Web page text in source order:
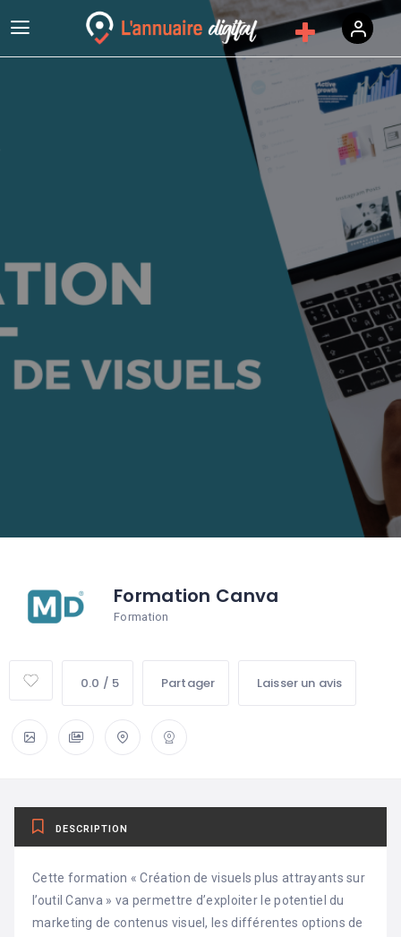
Formation Canva
Formation
0.0 / 5 Partager Laisser un avis
DESCRIPTION
Cette formation « Création de visuels plus attrayants sur
l’outil Canva » va permettre d’exploiter le potentiel du
marketing de contenus visuel, les différentes options de